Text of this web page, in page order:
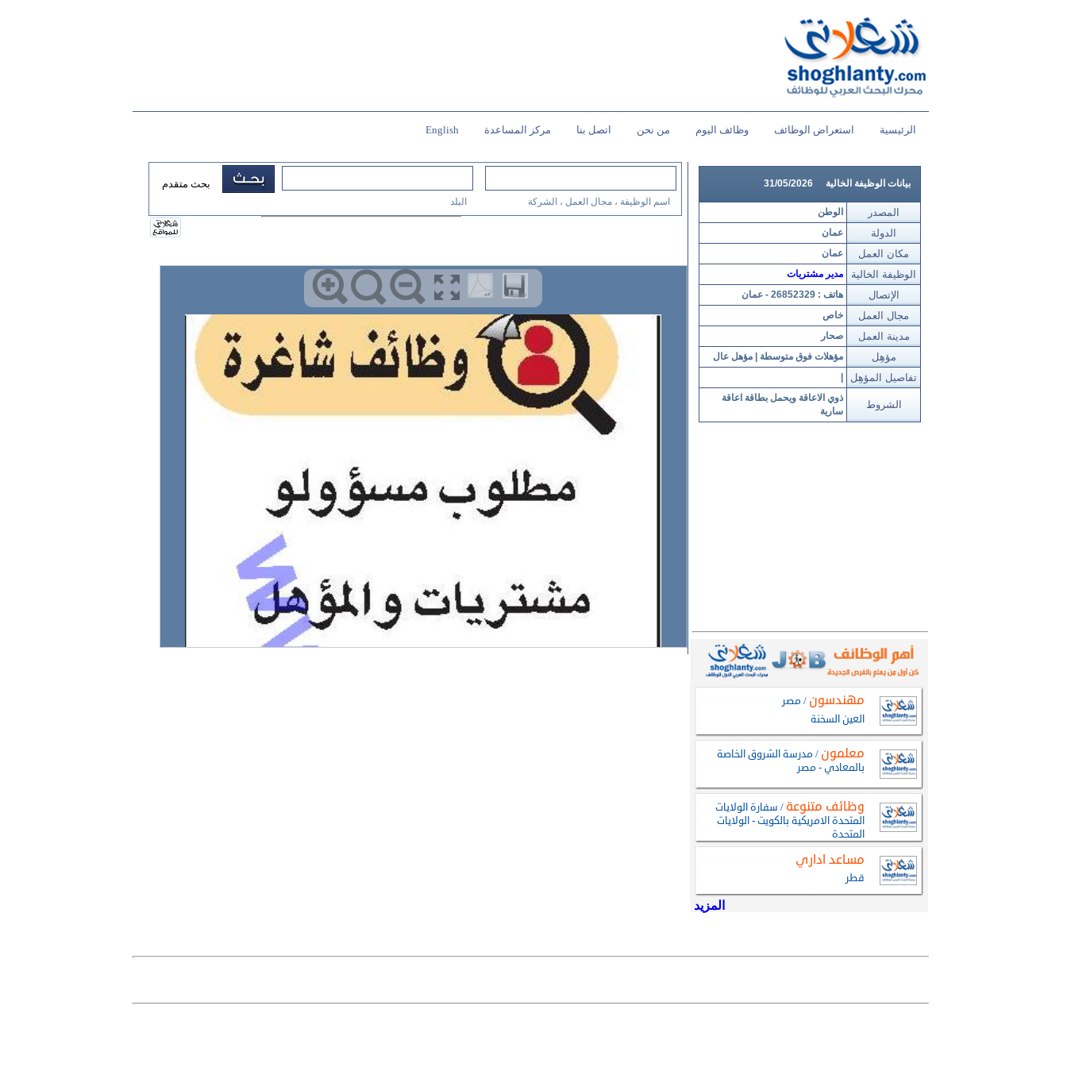
الرئيسية استعراض الوظائف وظائف اليوم من نحن اتصل بنا مركز المساعدة English
بيانات الوظيفة الخالية 31/05/2026
الوطن المصدر
عمان الدولة
عمان مكان العمل
مدير مشتريات الوظيفة الخالية
هاتف : 26852329 - عمان الإتصال
خاص مجال العمل
صحار مدينة العمل
مؤهلات فوق متوسطة | مؤهل عال مؤهِل
تفاصيل المؤهِل
ذوي الاعاقة ويحمل بطاقة اعاقة
سارية
الشروط
اسم الوظيفة ، مجال العمل ، الشركة البلد
بحث متقدم